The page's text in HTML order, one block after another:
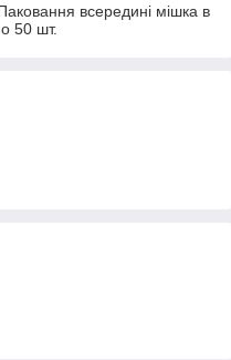
всередині мішка в
50 шт.